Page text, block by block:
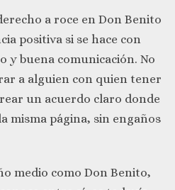
a roce en Don Benito
positiva si se hace con
y buena comunicación. No
a alguien con quien tener
un acuerdo claro donde
misma página, sin engaños
medio como Don Benito,